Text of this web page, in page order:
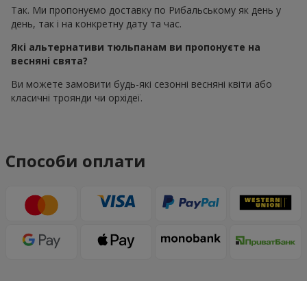
Так. Ми пропонуємо доставку по Рибальському як день у
день, так і на конкретну дату та час.
Які альтернативи тюльпанам ви пропонуєте на
весняні свята?
Ви можете замовити будь-які сезонні весняні квіти або
класичні троянди чи орхідеї.
Способи оплати